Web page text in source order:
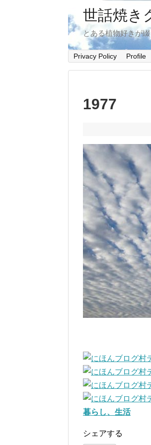
世話焼き
とある植物好きが
Privacy Policy Profile
1977
暮らし、生活
シェアする